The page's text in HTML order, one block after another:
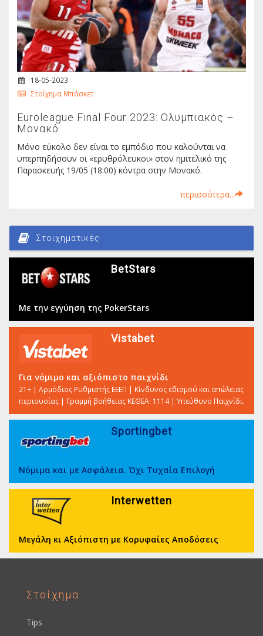
18-05-2023
Στοίχημα Μπάσκετ
Euroleague Final Four 2023: Ολυμπιακός –
Μονακό
Μόνο εύκολο δεν είναι το εμπόδιο που καλούνται να
υπερπηδήσουν οι «ερυθρόλευκοι» στον ημιτελικό της
Παρασκευής 19/05 (18:00) κόντρα στην Μονακό.
περισσότερα...
Στοιχηματικές
BetStars
Με την εγγύηση της PokerStars
Vistabet
Για νόμιμο και αξιόπιστο παιχνίδι
21+ | Αρμόδιος Ρυθμιστής ΕΕΕΠ | Κίνδυνος εθισμού και απώλειας
περιουσίας | Γραμμή βοήθειας ΚΕΘΕΑ: 1114 | Υπεύθυνο Παιχνίδι.
Sportingbet
Νόμιμα και με Ασφάλεια. Όχι Τυχαία Επιλογή
Interwetten
Μεγάλη κι Αξιόπιστη με Κορυφαίες Αποδόσεις
Στοίχημα
Tips